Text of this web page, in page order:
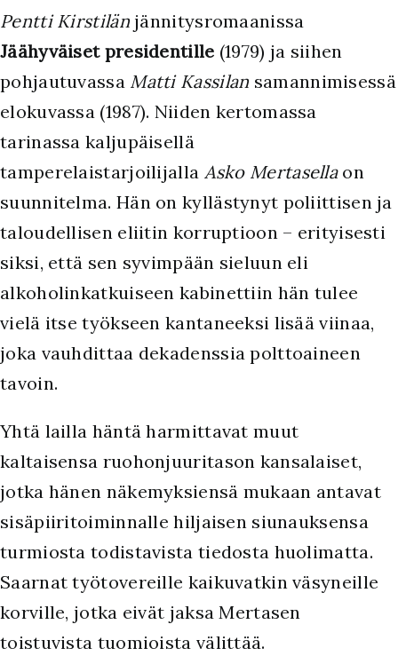
Pentti Kirstilänjännitysromaanissa
Jäähyväiset presidentille (1979) ja siihen
pohjautuvassa Matti Kassilan samannimisessä
elokuvassa (1987). Niiden kertomassa
tarinassa kaljupäisellä
tamperelaistarjoilijalla Asko Mertasellaon
suunnitelma. Hän on kyllästynyt poliittisen ja
taloudellisen eliitin korruptioon – erityisesti
siksi, että sen syvimpään sieluun eli
alkoholinkatkuiseen kabinettiin hän tulee
vielä itse työkseen kantaneeksi lisää viinaa,
joka vauhdittaa dekadenssia polttoaineen
tavoin.
Yhtä lailla häntä harmittavat muut
kaltaisensa ruohonjuuritason kansalaiset,
jotka hänen näkemyksiensä mukaan antavat
sisäpiiritoiminnalle hiljaisen siunauksensa
turmiosta todistavista tiedosta huolimatta.
Saarnat työtovereille kaikuvatkin väsyneille
korville, jotka eivät jaksa Mertasen
toistuvista tuomioista välittää.